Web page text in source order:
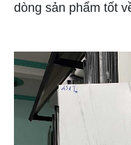
dòng sản phẩm tốt